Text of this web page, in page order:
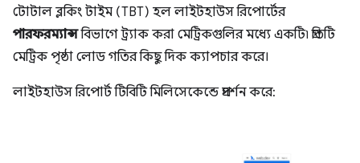
টোটাল ব্লকিং টাইম (TBT) হল লাইটহাউস রিপোর্টের
পারফরম্যান্সবিভাগে ট্র্যাক করা মেট্রিকগুলির মধ্যে একটি৷ প্রতিটি
মেট্রিক পৃষ্ঠা লোড গতির কিছু দিক ক্যাপচার করে।
লাইটহাউস রিপোর্ট টিবিটি মিলিসেকেন্ডে প্রদর্শন করে: